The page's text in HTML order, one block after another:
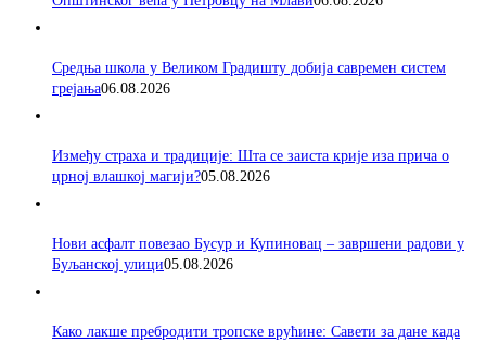
Средња школа у Великом Градишту добија савремен систем
грејања06.08.2026
Између страха и традиције: Шта се заиста крије иза прича о
црној влашкој магији?05.08.2026
Нови асфалт повезао Бусур и Купиновац – завршени радови у
Буљанској улици05.08.2026
Како лакше пребродити тропске врућине: Савети за дане када